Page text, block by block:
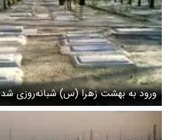
ورود به بهشت زهرا (س) شبانه‌روزی شد